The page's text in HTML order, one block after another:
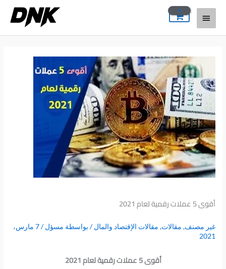
المحتوى
القائمة
الرئيسية
أقوى 5 عملات رقمية لعام 2021
غير مصنف, مقالات, مقالات الإقتصاد والمال/ بواسطة مسؤل/
7 مارس،
2021
أقوى 5 عملات رقمية لعام 2021